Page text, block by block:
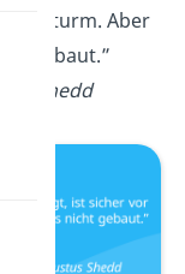
Sturm. Aber
gebaut.”
Shedd